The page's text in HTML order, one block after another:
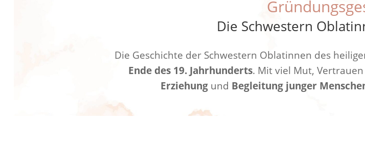
Die Schwestern
Die Geschichte der Schwestern Oblatinnen des
Ende des 19. Jahrhunderts. Mit viel Mut,
Erziehung und Begleitung junger